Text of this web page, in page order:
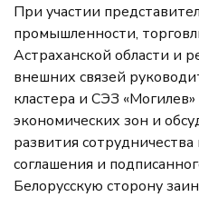
При участии
промышленности,
Астраханской области и
внешних связей
кластера и СЭЗ
экономических зон и
развития
соглашения и
Белорусскую сторону